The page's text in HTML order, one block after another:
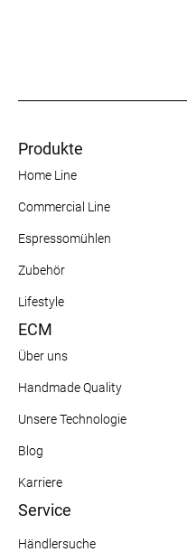
Produkte
Home Line
Commercial Line
Espressomühlen
Zubehör
Lifestyle
ECM
Über uns
Handmade Quality
Unsere Technologie
Blog
Karriere
Service
Händlersuche